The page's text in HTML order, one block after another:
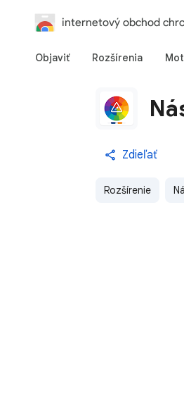
internetový obchod
Objaviť Rozšírenia
Zdieľať
Rozšírenie